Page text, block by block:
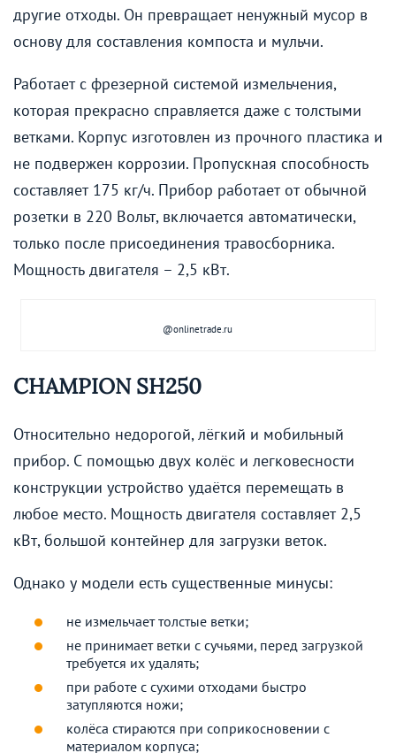
другие отходы. Он превращает ненужный мусор в
основу для составления компоста и мульчи.
Работает с фрезерной системой измельчения,
которая прекрасно справляется даже с толстыми
ветками. Корпус изготовлен из прочного пластика и
не подвержен коррозии. Пропускная способность
составляет 175 кг/ч. Прибор работает от обычной
розетки в 220 Вольт, включается автоматически,
только после присоединения травосборника.
Мощность двигателя – 2,5 кВт.
@onlinetrade.ru
CHAMPION SH250
Относительно недорогой, лёгкий и мобильный
прибор. С помощью двух колёс и легковесности
конструкции устройство удаётся перемещать в
любое место. Мощность двигателя составляет 2,5
кВт, большой контейнер для загрузки веток.
Однако у модели есть существенные минусы:
не измельчает толстые ветки;
не принимает ветки с сучьями, перед загрузкой
требуется их удалять;
при работе с сухими отходами быстро
затупляются ножи;
колёса стираются при соприкосновении с
материалом корпуса;